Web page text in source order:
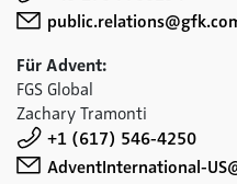
Für Advent:
FGS Global
Zachary Tramonti
+1 (617) 546-4250
AdventInternational-